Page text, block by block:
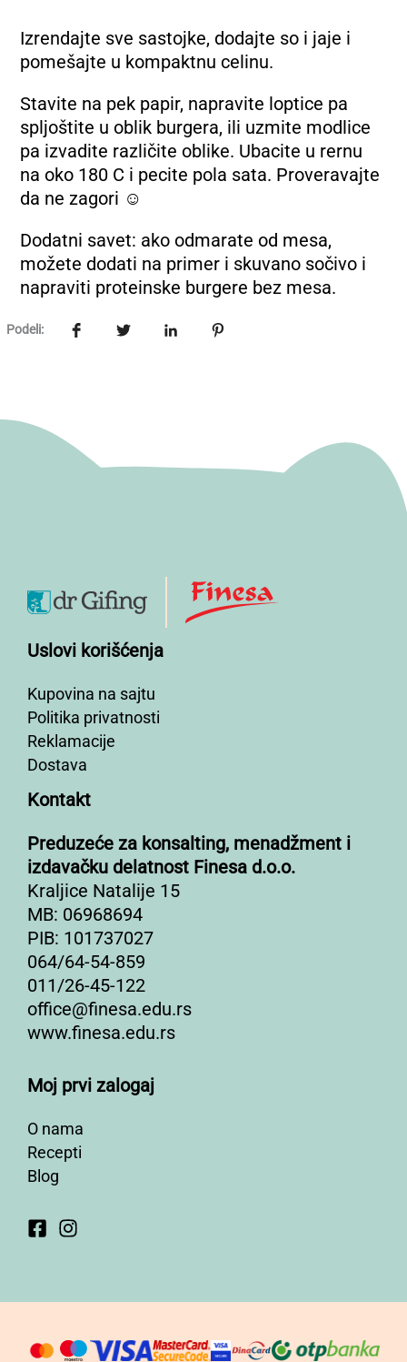
Izrendajte sve sastojke, dodajte so i jaje i
pomešajte u kompaktnu celinu.
Stavite na pek papir, napravite loptice pa
spljoštite u oblik burgera, ili uzmite modlice
pa izvadite različite oblike. Ubacite u rernu
na oko 180 C i pecite pola sata. Proveravajte
da ne zagori ☺
Dodatni savet: ako odmarate od mesa,
možete dodati na primer i skuvano sočivo i
napraviti proteinske burgere bez mesa.
Podeli:
Uslovi korišćenja
Kupovina na sajtu
Politika privatnosti
Reklamacije
Dostava
Kontakt
Preduzeće za konsalting, menadžment i
izdavačku delatnost Finesa d.o.o.
Kraljice Natalije 15
MB: 06968694
PIB: 101737027
064/64-54-859
011/26-45-122
office@finesa.edu.rs
www.finesa.edu.rs
Moj prvi zalogaj
O nama
Recepti
Blog